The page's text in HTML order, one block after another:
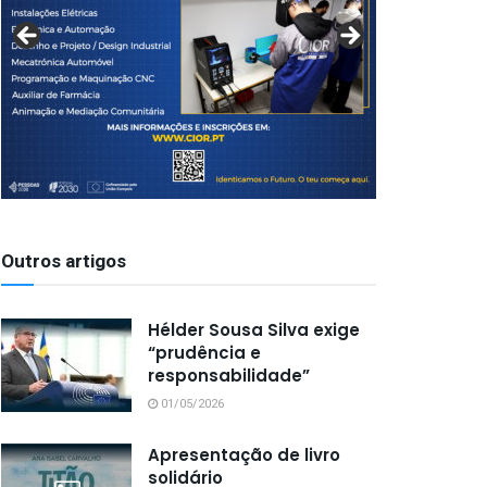
Outros artigos
Hélder Sousa Silva exige
“prudência e
responsabilidade”
01/05/2026
Apresentação de livro
solidário